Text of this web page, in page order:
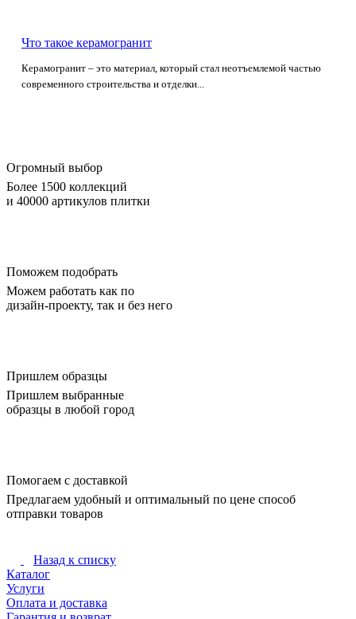
Что такое керамогранит
Керамогранит – это материал, который стал неотъемлемой частью
современного строительства и отделки...
Огромный выбор
Более 1500 коллекций
и 40000 артикулов плитки
Поможем подобрать
Можем работать как по
дизайн-проекту, так и без него
Пришлем образцы
Пришлем выбранные
образцы в любой город
Помогаем с доставкой
Предлагаем удобный и оптимальный по цене способ
отправки товаров
Назад к списку
Каталог
Услуги
Оплата и доставка